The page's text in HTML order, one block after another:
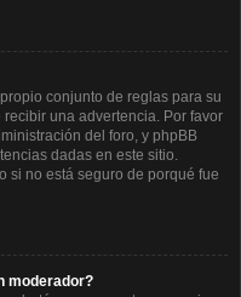
conjunto de reglas para su
una advertencia. Por favor
del foro, y phpBB
dadas en este sitio.
si no está seguro de porqué fue
moderador?